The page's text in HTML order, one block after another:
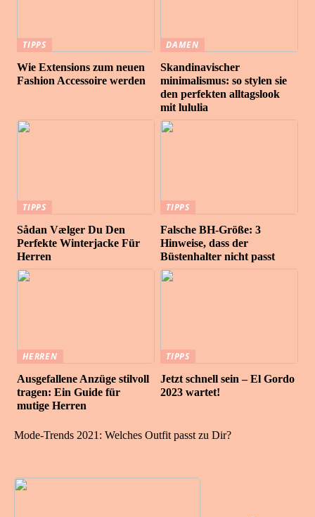
TIPPS
Wie Extensions zum neuen
Fashion Accessoire werden
DAMEN
Skandinavischer
minimalismus: so stylen sie
den perfekten alltagslook
mit lululia
TIPPS
Sådan Vælger Du Den
Perfekte Winterjacke Für
Herren
TIPPS
Falsche BH-Größe: 3
Hinweise, dass der
Büstenhalter nicht passt
HERREN
Ausgefallene Anzüge stilvoll
tragen: Ein Guide für
mutige Herren
TIPPS
Jetzt schnell sein – El Gordo
2023 wartet!
Mode-Trends 2021: Welches Outfit passt zu Dir?